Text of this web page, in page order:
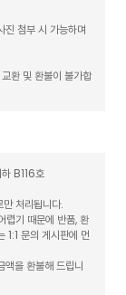
첨부 시 가능하며
환 및 환불이 불가합
B116호
처리됩니다.
렵기 때문에 반품, 환
문의 게시판에 먼
을 환불해 드립니